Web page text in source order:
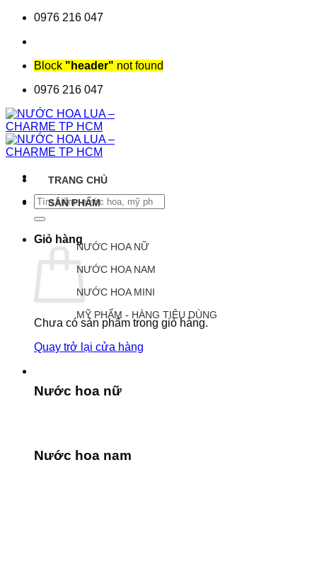
Chuyển0976 216 047
Block "header" not found
0976 216 047
Tìm
kiếm:
Giỏ hàng
Chưa có sản phẩm trong giỏ hàng.
Quay trở lại cửa hàng
TRANG CHỦ
SẢN PHẨM
NƯỚC HOA NỮ
NƯỚC HOA NAM
NƯỚC HOA MINI
MỸ PHẨM - HÀNG TIÊU DÙNG
Nước hoa nữ
Nước hoa nam